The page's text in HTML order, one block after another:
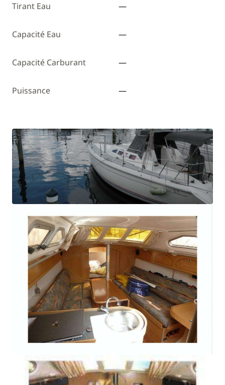
Tirant Eau —
Capacité Eau —
Capacité Carburant —
Puissance —